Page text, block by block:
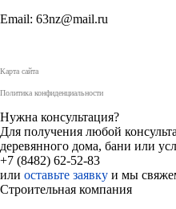
Email: 63nz@mail.ru
Карта сайта
Политика конфиденциальности
Нужна консультация?
Для получения любой
деревянного дома, бани или
+7 (8482) 62-52-83
или оставьте заявку и мы
Строительная компания